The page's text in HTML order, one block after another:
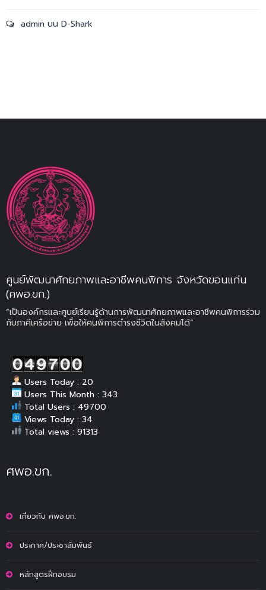
admin บน D-Shark
ศูนย์พัฒนาศักยภาพและอาชีพคนพิการ จังหวัดขอนแก่น
(ศพอ.ขก.)
“เป็นองค์กรและศูนย์เรียนรู้ด้านการพัฒนาศักยภาพและอาชีพคนพิการร่วม
กับภาคีเครือข่าย เพื่อให้คนพิการดำรงชีวิตในสังคมได้”
Users Today : 20
Users This Month : 343
Total Users : 49700
Views Today : 34
Total views : 91313
ศพอ.ขก.
เกี่ยวกับ ศพอ.ขก.
ประกาศ/ประชาสัมพันธ์
หลักสูตรฝึกอบรม